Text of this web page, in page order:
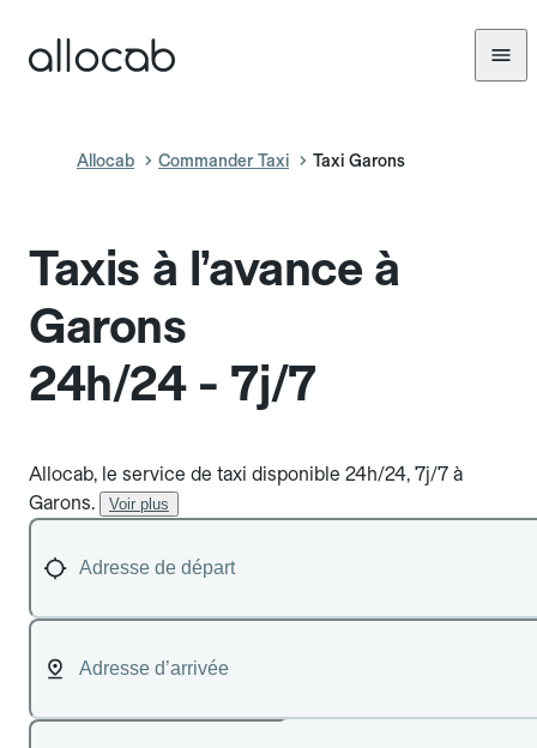
Allocab Commander Taxi Taxi Garons
Taxis à l’avance à
Garons
24h/24 - 7j/7
Allocab, le service de taxi disponible 24h/24, 7j/7 à
Garons.
Voir plus